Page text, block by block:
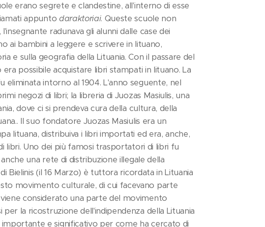
erano segrete e clandestine, all'interno di esse
appunto daraktoriai. Queste scuole non
radunava gli alunni dalle case dei
ai bambini a leggere e scrivere in lituano,
e sulla geografia della Lituania. Con il passare del
possibile acquistare libri stampati in lituano. La
eliminata intorno al 1904. L'anno seguente, nel
negozi di libri; la libreria di Juozas Masiulis, una
dove ci si prendeva cura della cultura, della
Il suo fondatore Juozas Masiulis era un
lituana, distribuiva i libri importati ed era, anche,
libri. Uno dei più famosi trasportatori di libri fu
una rete di distribuzione illegale della
Bielinis (il 16 Marzo) è tuttora ricordata in Lituania
movimento culturale, di cui facevano parte
considerato una parte del movimento
la ricostruzione dell'indipendenza della Lituania
e significativo per come ha cercato di